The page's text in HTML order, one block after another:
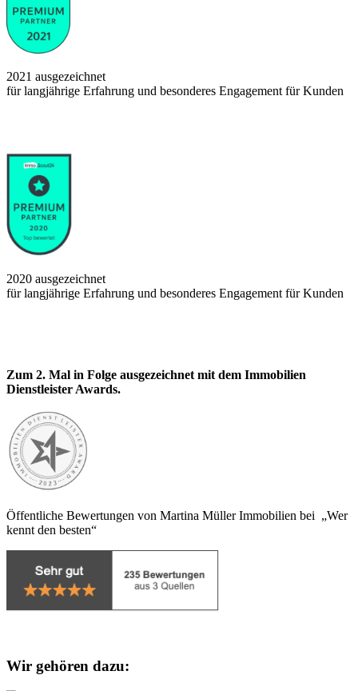
2021 ausgezeichnet
für langjährige Erfahrung und besonderes Engagement für Kunden
2020 ausgezeichnet
für langjährige Erfahrung und besonderes Engagement für Kunden
Zum 2. Mal in Folge ausgezeichnetmit dem Immobilien
Dienstleister Awards.
Öffentliche Bewertungen von Martina Müller Immobilien bei „Wer
kennt den besten“
Wir gehören dazu: